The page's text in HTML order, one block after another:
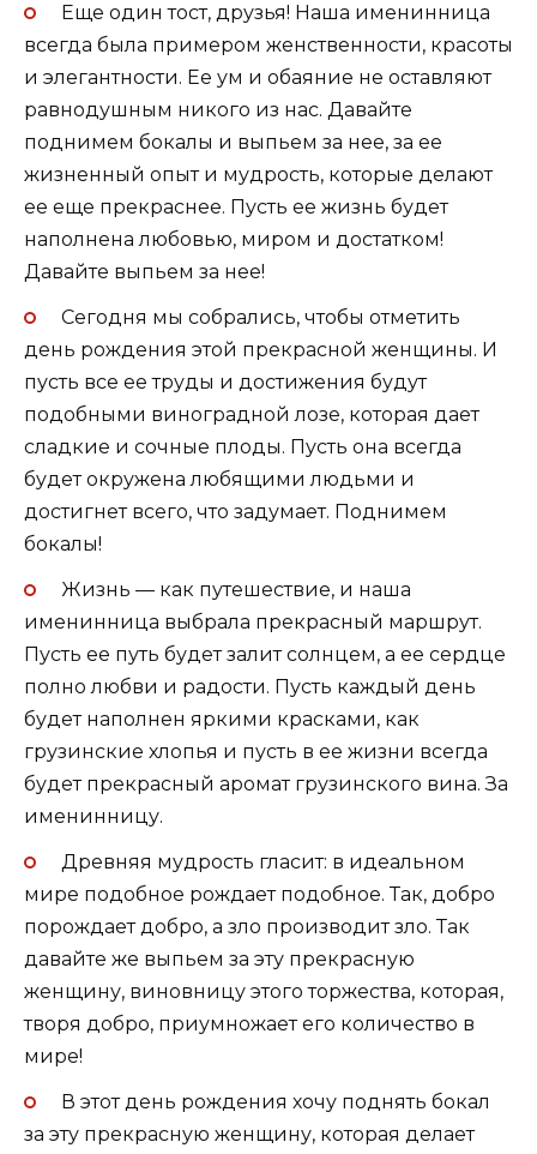
Еще один тост, друзья! Наша именинница
всегда была примером женственности, красоты
и элегантности. Ее ум и обаяние не оставляют
равнодушным никого из нас. Давайте
поднимем бокалы и выпьем за нее, за ее
жизненный опыт и мудрость, которые делают
ее еще прекраснее. Пусть ее жизнь будет
наполнена любовью, миром и достатком!
Давайте выпьем за нее!
Сегодня мы собрались, чтобы отметить
день рождения этой прекрасной женщины. И
пусть все ее труды и достижения будут
подобными виноградной лозе, которая дает
сладкие и сочные плоды. Пусть она всегда
будет окружена любящими людьми и
достигнет всего, что задумает. Поднимем
бокалы!
Жизнь — как путешествие, и наша
именинница выбрала прекрасный маршрут.
Пусть ее путь будет залит солнцем, а ее сердце
полно любви и радости. Пусть каждый день
будет наполнен яркими красками, как
грузинские хлопья и пусть в ее жизни всегда
будет прекрасный аромат грузинского вина. За
именинницу.
Древняя мудрость гласит: в идеальном
мире подобное рождает подобное. Так, добро
порождает добро, а зло производит зло. Так
давайте же выпьем за эту прекрасную
женщину, виновницу этого торжества, которая,
творя добро, приумножает его количество в
мире!
В этот день рождения хочу поднять бокал
за эту прекрасную женщину, которая делает